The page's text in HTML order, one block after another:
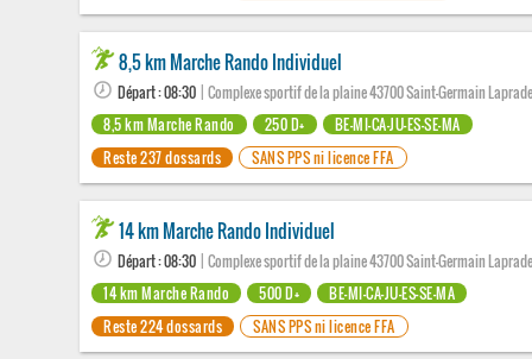
8,5 km Marche Rando Individuel
Départ : 08:30 | Complexe sportif de la plaine 43700 Saint-Germain
8,5 km Marche Rando
250 D+
BE-MI-CA-JU-ES-SE-MA
Reste 237 dossards
SANS PPS ni licence FFA
14 km Marche Rando Individuel
Départ : 08:30 | Complexe sportif de la plaine 43700 Saint-Germain
14 km Marche Rando
500 D+
BE-MI-CA-JU-ES-SE-MA
Reste 224 dossards
SANS PPS ni licence FFA